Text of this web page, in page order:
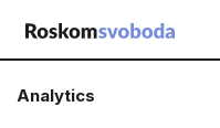
Analytics